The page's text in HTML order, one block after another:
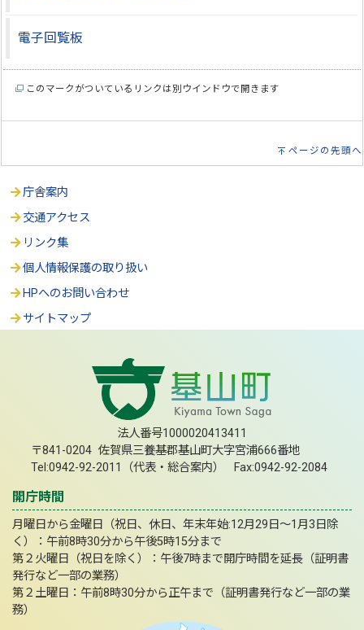
電子回覧板
このマークがついているリンクは別ウインドウで開きます
ページの先頭へ
庁舎案内
交通アクセス
リンク集
個人情報保護の取り扱い
HPへのお問い合わせ
サイトマップ
法人番号1000020413411
〒841-0204 佐賀県三養基郡基山町大字宮浦666番地
Tel:0942-92-2011（代表・総合案内） Fax:0942-92-2084
開庁時間
月曜日から金曜日（祝日、休日、年末年始:12月29日～1月3日除
く）：午前8時30分から午後5時15分まで
第２火曜日（祝日を除く）：午後7時まで開庁時間を延長（証明書
発行など一部の業務）
第２土曜日：午前8時30分から正午まで（証明書発行など一部の業
務）